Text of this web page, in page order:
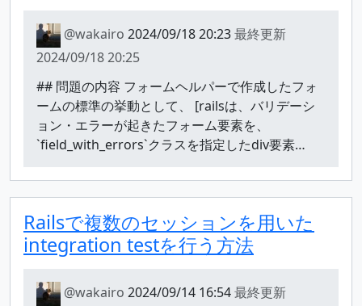
@wakairo 2024/09/18 20:23最終更新
2024/09/18 20:25
## 問題の内容 フォームヘルパーで作成したフォ
ームの標準の挙動として、 [railsは、バリデーシ
ョン・エラーが起きたフォーム要素を、
`field_with_errors`クラスを指定したdiv要素…
Railsで複数のセッションを用いた
integration testを行う方法
@wakairo 2024/09/14 16:54最終更新